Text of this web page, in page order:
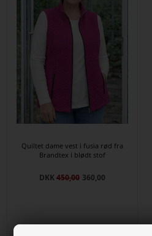
Quiltet dame vest i fusia rød fra
Brandtex i blødt stof
DKK450,00 360,00